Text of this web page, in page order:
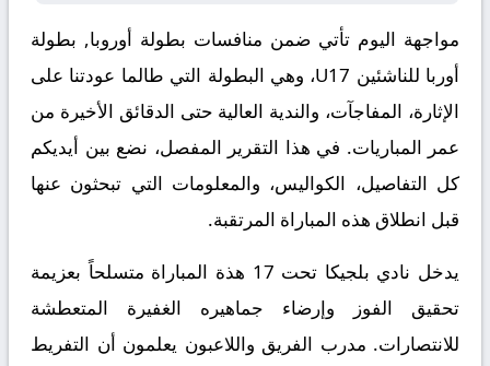
مواجهة اليوم تأتي ضمن منافسات بطولة أوروبا, بطولة
أوربا للناشئين U17، وهي البطولة التي طالما عودتنا على
الإثارة، المفاجآت، والندية العالية حتى الدقائق الأخيرة من
عمر المباريات. في هذا التقرير المفصل، نضع بين أيديكم
كل التفاصيل، الكواليس، والمعلومات التي تبحثون عنها
قبل انطلاق هذه المباراة المرتقبة.
يدخل نادي بلجيكا تحت 17 هذة المباراة متسلحاً بعزيمة
تحقيق الفوز وإرضاء جماهيره الغفيرة المتعطشة
للانتصارات. مدرب الفريق واللاعبون يعلمون أن التفريط